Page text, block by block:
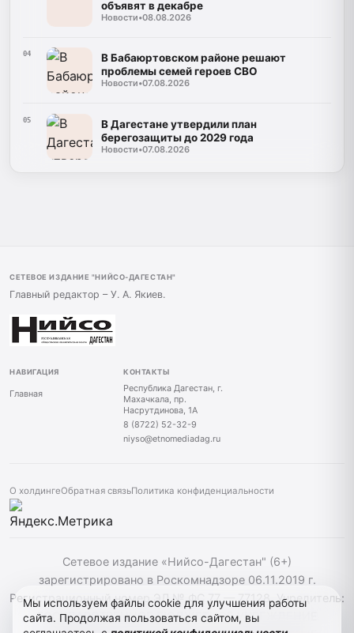
объявят в декабре
Новости•08.08.2026
04
В Бабаюртовском районе решают
проблемы семей героев СВО
Новости•07.08.2026
05
В Дагестане утвердили план
берегозащиты до 2029 года
Новости•07.08.2026
СЕТЕВОЕ ИЗДАНИЕ "НИЙСО-ДАГЕСТАН"
Главный редактор – У. А. Якиев.
НАВИГАЦИЯ
Главная
КОНТАКТЫ
Республика Дагестан, г.
Махачкала, пр.
Насрутдинова, 1А
8 (8722) 52-32-9
niyso@etnomediadag.ru
О холдингеОбратная связьПолитика конфиденциальности
Сетевое издание «Нийсо-Дагестан" (6+)
зарегистрировано в Роскомнадзоре 06.11.2019 г.
Регистрационный номер ЭЛ № ФС 77 — 77128. Учредитель:
ГОСУДАРСТВЕННОЕ БЮДЖЕТНОЕ УЧРЕЖДЕНИЕ
Мы используем файлы cookie для улучшения работы
сайта. Продолжая пользоваться сайтом, вы